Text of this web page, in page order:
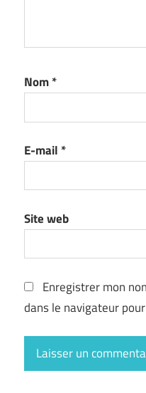
Nom*
E-mail *
Site web
Enregistrer mon
dans le navigateur